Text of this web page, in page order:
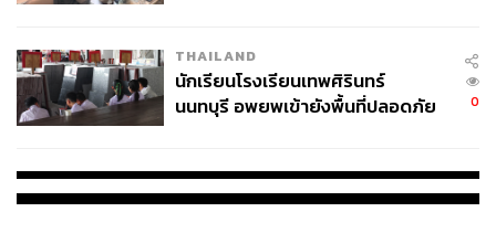
จ่ายหนี้-แอบระบุแบรนด์
THAILAND
นักเรียนโรงเรียนเทพศิรินทร์
นนทบุรี อพยพเข้ายังพื้นที่ปลอดภัย
0